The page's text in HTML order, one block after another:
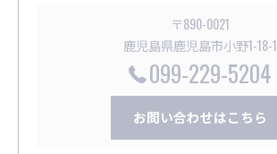
〒890-0021
鹿児島県鹿児島市小野1-18-1
099-229-5204
お問い合わせはこちら